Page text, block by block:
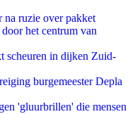
na ruzie over pakket
het centrum van
scheuren in dijken Zuid-
burgemeester Depla
'gluurbrillen' die mensen